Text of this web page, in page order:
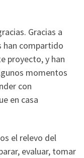
Gracias a
han compartido
proyecto, y han
momentos
con
en casa
el relevo del
evaluar, tomar